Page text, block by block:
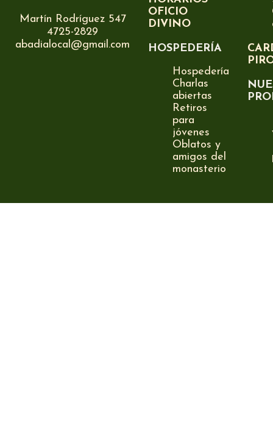
Martín Rodríguez 547
4725-2829
abadialocal@gmail.com
OFICIO
DIVINO
HOSPEDERÍA
Hospedería
Charlas
abiertas
Retiros
para
jóvenes
Oblatos y
amigos del
monasterio